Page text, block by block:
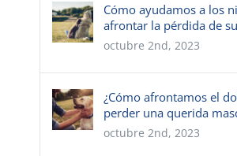
Cómo ayudamos a los
afrontar la pérdida de
octubre 2nd, 2023
¿Cómo afrontamos el
perder una querida
octubre 2nd, 2023